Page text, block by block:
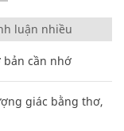
luận nhiều
bản cần nhớ
giác bằng thơ,